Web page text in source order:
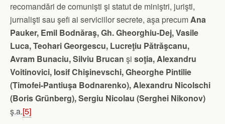
recomandări de comunişti şi statut de miniştri, jurişti,
jurnalişti sau şefi ai serviciilor secrete, aşa precumAna
Pauker, Emil Bodnăraş, Gh. Gheorghiu-Dej, Vasile
Luca, Teohari Georgescu, Lucreţiu Pătrăşcanu,
Avram Bunaciu, Silviu Brucan şi soţia, Alexandru
Voitinovici, Iosif Chişinevschi, Gheorghe Pintilie
(Timofei-Pantiuşa Bodnarenko), Alexandru Nicolschi
(Boris Grünberg), Sergiu Nicolau (Serghei Nikonov)
ş.a.[5]